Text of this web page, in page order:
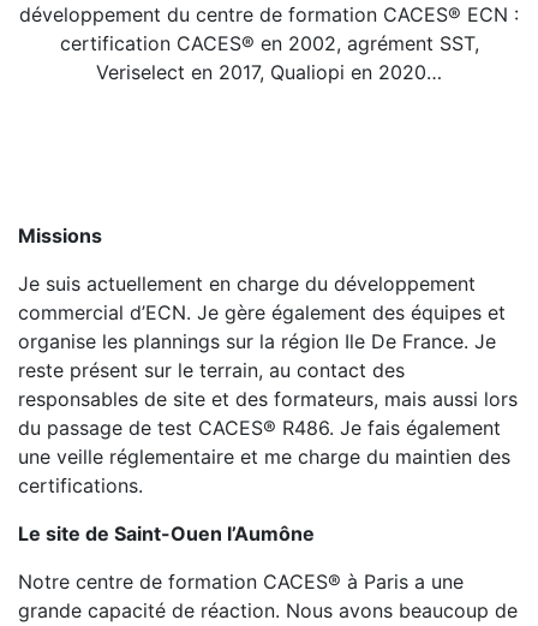
développement du centre de formation CACES® ECN :
certification CACES® en 2002, agrément SST,
Veriselect en 2017, Qualiopi en 2020…
Missions
Je suis actuellement en charge du développement
commercial d’ECN. Je gère également des équipes et
organise les plannings sur la région Ile De France. Je
reste présent sur le terrain, au contact des
responsables de site et des formateurs, mais aussi lors
du passage de test CACES® R486. Je fais également
une veille réglementaire et me charge du maintien des
certifications.
Le site de Saint-Ouen l’Aumône
Notre centre de formation CACES® à Paris a une
grande capacité de réaction. Nous avons beaucoup de